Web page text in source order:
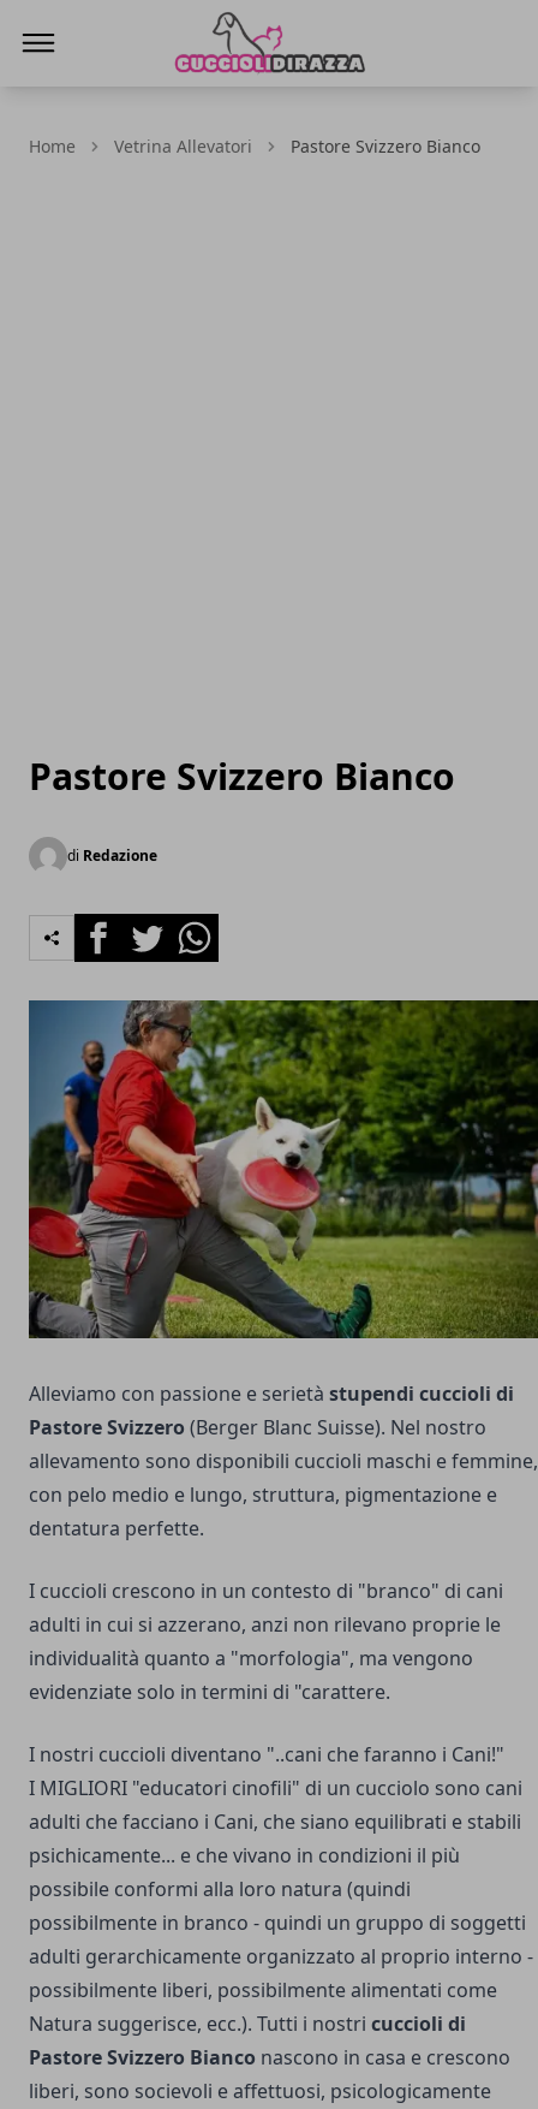
Home Vetrina Allevatori Pastore Svizzero Bianco
Pastore Svizzero Bianco
di Redazione
FacebookTwitterWhatsapp
Alleviamo con passione e serietà stupendi cuccioli di
Pastore Svizzero (Berger Blanc Suisse). Nel nostro
allevamento sono disponibili cuccioli maschi e femmine,
con pelo medio e lungo, struttura, pigmentazione e
dentatura perfette.
I cuccioli crescono in un contesto di "branco" di cani
adulti in cui si azzerano, anzi non rilevano proprie le
individualità quanto a "morfologia", ma vengono
evidenziate solo in termini di "carattere.
I nostri cuccioli diventano "..cani che faranno i Cani!"
I MIGLIORI "educatori cinofili" di un cucciolo sono cani
adulti che facciano i Cani, che siano equilibrati e stabili
psichicamente... e che vivano in condizioni il più
possibile conformi alla loro natura (quindi
possibilmente in branco - quindi un gruppo di soggetti
adulti gerarchicamente organizzato al proprio interno -
possibilmente liberi, possibilmente alimentati come
Natura suggerisce, ecc.). Tutti i nostri cuccioli di
Pastore Svizzero Bianco nascono in casa e crescono
liberi, sono socievoli e affettuosi, psicologicamente